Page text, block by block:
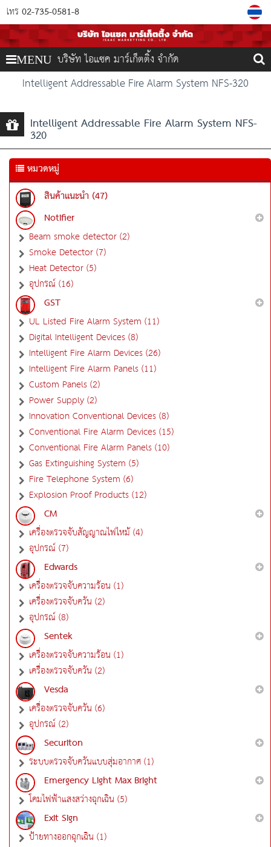
โทร 02-735-0581-8
MENU บริษัท ไอแซค มาร์เก็ตติ้ง จำกัด
Intelligent Addressable Fire Alarm System NFS-320
Intelligent Addressable Fire Alarm System NFS-
320
หมวดหมู่
สินค้าแนะนำ (47)
Notifier
Beam smoke detector (2)
Smoke Detector (7)
Heat Detector (5)
อุปกรณ์ (16)
GST
UL Listed Fire Alarm System (11)
Digital Intelligent Devices (8)
Intelligent Fire Alarm Devices (26)
Intelligent Fire Alarm Panels (11)
Custom Panels (2)
Power Supply (2)
Innovation Conventional Devices (8)
Conventional Fire Alarm Devices (15)
Conventional Fire Alarm Panels (10)
Gas Extinguishing System (5)
Fire Telephone System (6)
Explosion Proof Products (12)
CM
เครื่องตรวจจับสัญญาณไฟไหม้ (4)
อุปกรณ์ (7)
Edwards
เครื่องตรวจจับความร้อน (1)
เครื่องตรวจจับควัน (2)
อุปกรณ์ (8)
Sentek
เครื่องตรวจจับความร้อน (1)
เครื่องตรวจจับควัน (2)
Vesda
เครื่องตรวจจับควัน (6)
อุปกรณ์ (2)
Securiton
ระบบตรวจจับควันแบบสุ่มอากาศ (1)
Emergency Light Max Bright
โคมไฟฟ้าแสงสว่างฉุกเฉิน (5)
Exit Sign
ป้ายทางออกฉุกเฉิน (1)